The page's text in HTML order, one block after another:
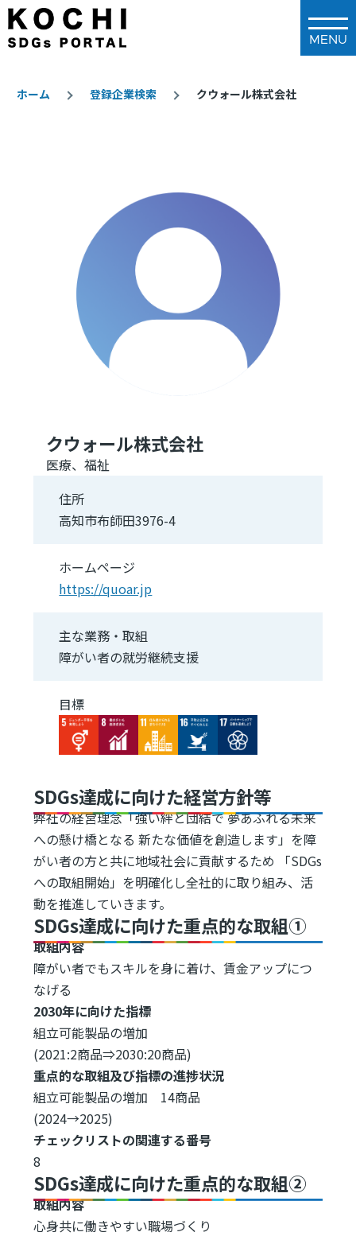
メインコンテンツに移動
ホーム 登録企業検索 クウォール株式会社
クウォール株式会社
医療、福祉
住所
高知市布師田3976-4
ホームページ
https://quoar.jp
主な業務・取組
障がい者の就労継続支援
目標
Image Image Image Image Image
SDGs達成に向けた経営方針等
弊社の経営理念「強い絆と団結で 夢あふれる未来
への懸け橋となる 新たな価値を創造します」を障
がい者の方と共に地域社会に貢献するため 「SDGs
への取組開始」を明確化し全社的に取り組み、活
動を推進していきます。
SDGs達成に向けた重点的な取組①
取組内容
障がい者でもスキルを身に着け、賃金アップにつ
なげる
2030年に向けた指標
組立可能製品の増加
(2021:2商品⇒2030:20商品)
重点的な取組及び指標の進捗状況
組立可能製品の増加 14商品
(2024→2025)
チェックリストの関連する番号
8
SDGs達成に向けた重点的な取組②
取組内容
心身共に働きやすい職場づくり